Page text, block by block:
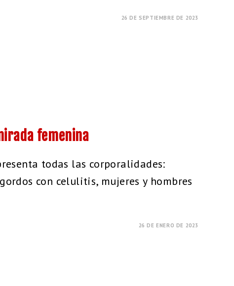
26 DE SEPTIEMBRE DE 2023
femenina
todas las corporalidades:
con celulitis, mujeres y hombres
26 DE ENERO DE 2023